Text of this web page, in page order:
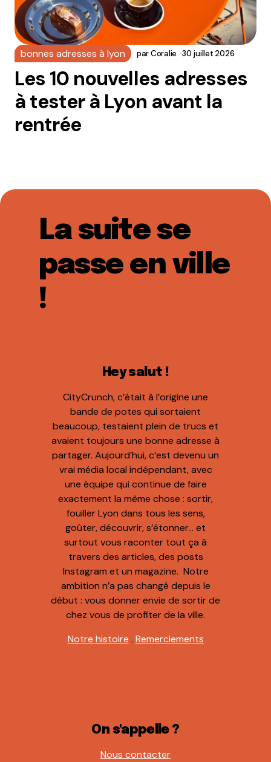
bonnes adresses à lyon parCoralie 30 juillet 2026
Les 10 nouvelles adresses
à tester à Lyon avant la
rentrée
La suite se
passe en ville
!
Hey salut !
CityCrunch, c’était à l’origine une
bande de potes qui sortaient
beaucoup, testaient plein de trucs et
avaient toujours une bonne adresse à
partager. Aujourd’hui, c’est devenu un
vrai média local indépendant, avec
une équipe qui continue de faire
exactement la même chose : sortir,
fouiller Lyon dans tous les sens,
goûter, découvrir, s’étonner… et
surtout vous raconter tout ça à
travers des articles, des posts
Instagram et un magazine. Notre
ambition n’a pas changé depuis le
début : vous donner envie de sortir de
chez vous de profiter de la ville.
Notre histoire . Remerciements
On s'appelle ?
Nous contacter